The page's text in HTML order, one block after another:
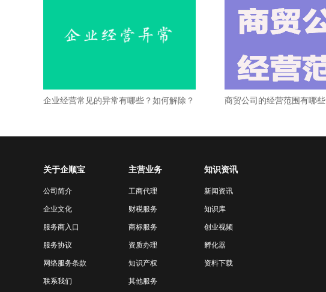
公司名称审核被拒应该怎么办
公司注册核名规则
公司 公司名称审核不通过应该怎么办
公司 公司注册核名被拒，方法来了
企业经营常见的异常有哪些？如何解除？ 商贸公司的经营范围有哪些
关于企顺宝
公司简介
企业文化
服务商入口
服务协议
网络服务条款
联系我们
主营业务
工商代理
财税服务
商标服务
资质办理
知识产权
其他服务
知识资讯
新闻资讯
知识库
创业视频
孵化器
资料下载